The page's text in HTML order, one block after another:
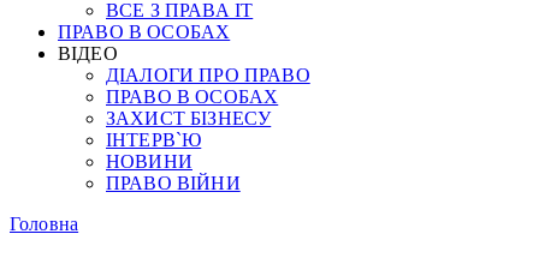
ВСЕ З ПРАВА ІТ
ПРАВО В ОСОБАХ
ВІДЕО
ДІАЛОГИ ПРО ПРАВО
ПРАВО В ОСОБАХ
ЗАХИСТ БІЗНЕСУ
ІНТЕРВ`Ю
НОВИНИ
ПРАВО ВІЙНИ
Головна